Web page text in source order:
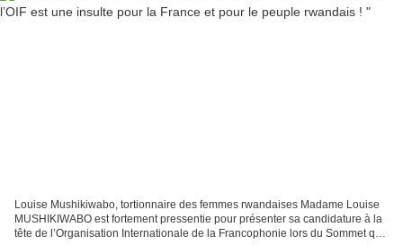
Louise Mushikiwabo, tortionnaire des femmes rwandaises Madame Louise
MUSHIKIWABO est fortement pressentie pour présenter sa candidature à la
tête de l’Organisation Internationale de la Francophonie lors du Sommet qui